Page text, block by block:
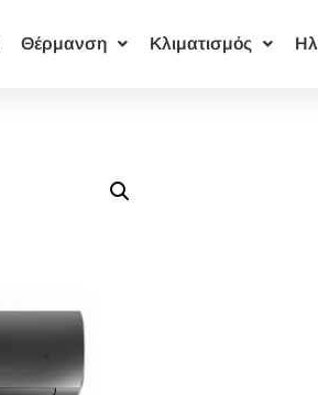
Θέρμανση Κλιματισμός